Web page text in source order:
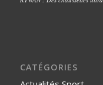
CATÉGORIES